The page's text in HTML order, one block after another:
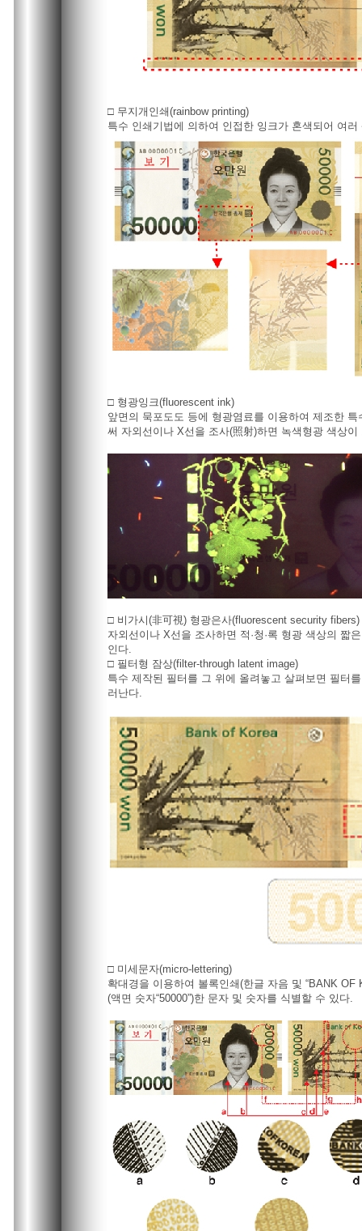
□ 무지개인쇄(rainbow printing)
특수 인쇄기법에 의하여 인접한 잉크가 혼색되어 여러
□ 형광잉크(fluorescent ink)
앞면의 묵포도도 등에 형광염료를 이용하여 제조한 특
써 자외선이나 X선을 조사(照射)하면 녹색형광 색상이
□ 비가시(非可視) 형광은사(fluorescent security fibers)
자외선이나 X선을 조사하면 적·청·록 형광 색상의 짧
인다.
□ 필터형 잠상(filter-through latent image)
특수 제작된 필터를 그 위에 올려놓고 살펴보면 필터
러난다.
□ 미세문자(micro-lettering)
확대경을 이용하여 볼록인쇄(한글 자음 및 “BANK OF
(액면 숫자“50000”)한 문자 및 숫자를 식별할 수 있다.